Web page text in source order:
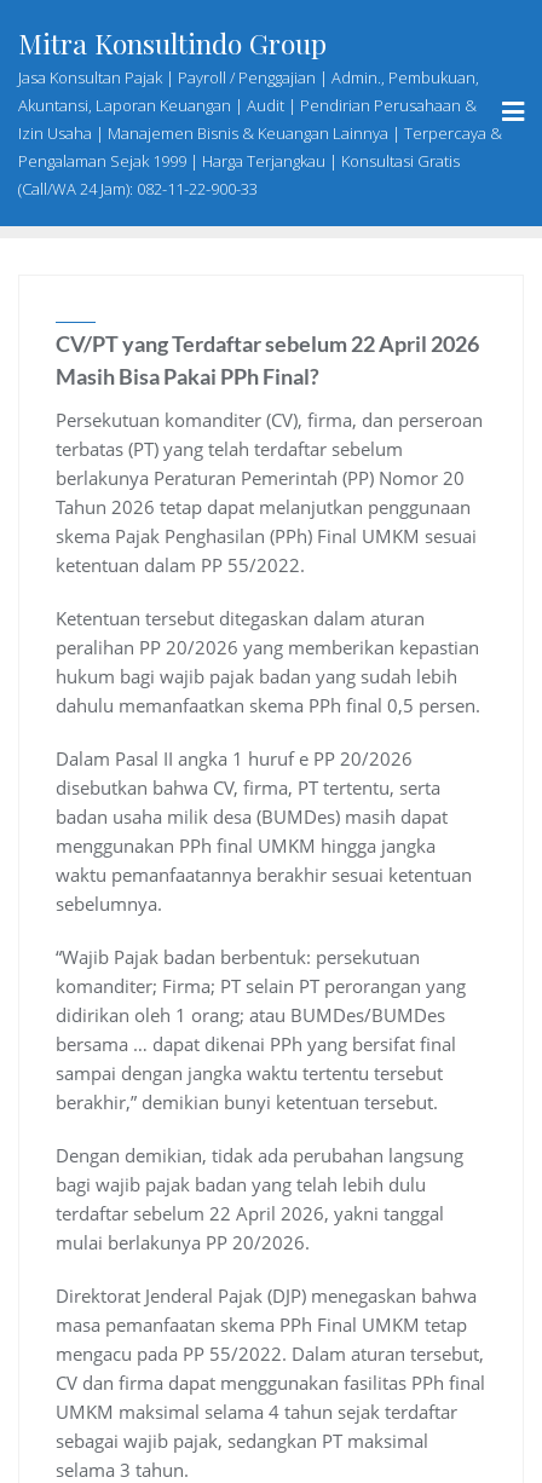
content
Mitra Konsultindo Group
Jasa Konsultan Pajak | Payroll / Penggajian | Admin., Pembukuan,
Akuntansi, Laporan Keuangan | Audit | Pendirian Perusahaan &
Izin Usaha | Manajemen Bisnis & Keuangan Lainnya | Terpercaya &
Pengalaman Sejak 1999 | Harga Terjangkau | Konsultasi Gratis
(Call/WA 24 Jam): 082-11-22-900-33
CV/PT yang Terdaftar sebelum 22 April 2026
Masih Bisa Pakai PPh Final?
Persekutuan komanditer (CV), firma, dan perseroan
terbatas (PT) yang telah terdaftar sebelum
berlakunya Peraturan Pemerintah (PP) Nomor 20
Tahun 2026 tetap dapat melanjutkan penggunaan
skema Pajak Penghasilan (PPh) Final UMKM sesuai
ketentuan dalam PP 55/2022.
Ketentuan tersebut ditegaskan dalam aturan
peralihan PP 20/2026 yang memberikan kepastian
hukum bagi wajib pajak badan yang sudah lebih
dahulu memanfaatkan skema PPh final 0,5 persen.
Dalam Pasal II angka 1 huruf e PP 20/2026
disebutkan bahwa CV, firma, PT tertentu, serta
badan usaha milik desa (BUMDes) masih dapat
menggunakan PPh final UMKM hingga jangka
waktu pemanfaatannya berakhir sesuai ketentuan
sebelumnya.
“Wajib Pajak badan berbentuk: persekutuan
komanditer; Firma; PT selain PT perorangan yang
didirikan oleh 1 orang; atau BUMDes/BUMDes
bersama … dapat dikenai PPh yang bersifat final
sampai dengan jangka waktu tertentu tersebut
berakhir,” demikian bunyi ketentuan tersebut.
Dengan demikian, tidak ada perubahan langsung
bagi wajib pajak badan yang telah lebih dulu
terdaftar sebelum 22 April 2026, yakni tanggal
mulai berlakunya PP 20/2026.
Direktorat Jenderal Pajak (DJP) menegaskan bahwa
masa pemanfaatan skema PPh Final UMKM tetap
mengacu pada PP 55/2022. Dalam aturan tersebut,
CV dan firma dapat menggunakan fasilitas PPh final
UMKM maksimal selama 4 tahun sejak terdaftar
sebagai wajib pajak, sedangkan PT maksimal
selama 3 tahun.